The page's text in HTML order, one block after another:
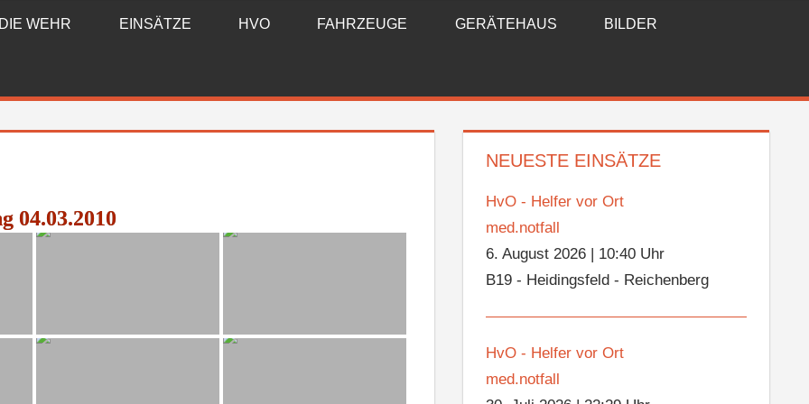
DIE WEHR EINSÄTZE HVO FAHRZEUGE GERÄTEHAUS BILDER
04.03.2010
NEUESTE EINSÄTZE
HvO - Helfer vor Ort
med.notfall
6. August 2026
10:40 Uhr
B19 - Heidingsfeld - Reichenberg
HvO - Helfer vor Ort
med.notfall